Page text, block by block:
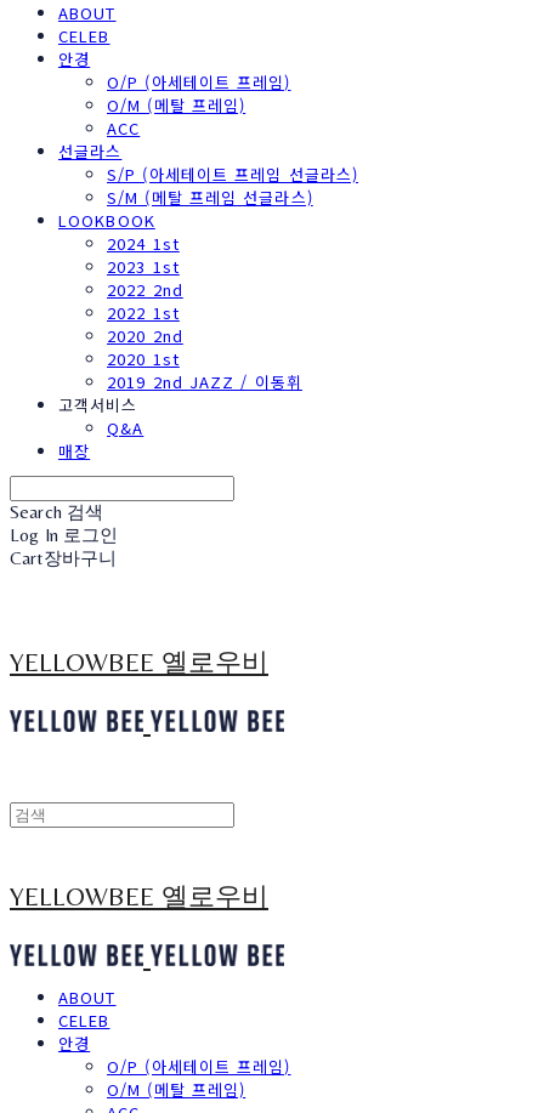
ABOUT
CELEB
안경
O/P (아세테이트 프레임)
O/M (메탈 프레임)
ACC
선글라스
S/P (아세테이트 프레임 선글라스)
S/M (메탈 프레임 선글라스)
LOOKBOOK
2024 1st
2023 1st
2022 2nd
2022 1st
2020 2nd
2020 1st
2019 2nd JAZZ / 이동휘
고객서비스
Q&A
매장
Search 검색
Log In 로그인
Cart장바구니
YELLOWBEE 옐로우비
YELLOWBEE 옐로우비
ABOUT
CELEB
안경
O/P (아세테이트 프레임)
O/M (메탈 프레임)